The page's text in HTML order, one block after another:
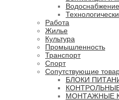
Водоснабжение
Работа
Жилье
Культура
Промышленность
Транспорт
Спорт
Сопутствующие
БЛОКИ
МОНТАЖНЫЕ